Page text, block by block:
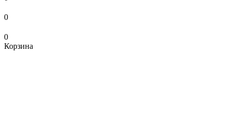
0
0
Корзина